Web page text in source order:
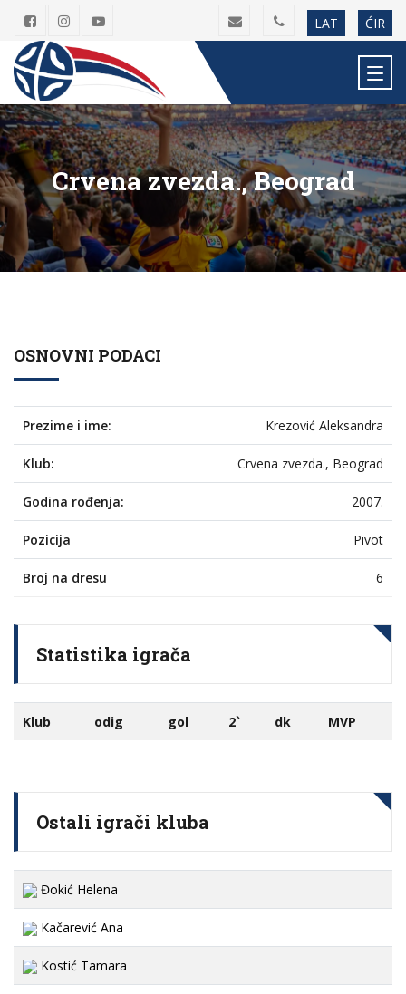
LAT ĆIR
Crvena zvezda., Beograd
OSNOVNI PODACI
Prezime i ime: Krezović Aleksandra
Klub: Crvena zvezda., Beograd
Godina rođenja: 2007.
Pozicija Pivot
Broj na dresu 6
Statistika igrača
Klub odig gol 2` dk MVP
Ostali igrači kluba
Đokić Helena
Kačarević Ana
Kostić Tamara